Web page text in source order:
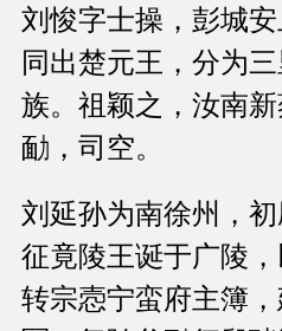
刘悛字士操，彭城
同出楚元王，分为
族。祖颖之，汝南
勔，司空。
刘延孙为南徐州，
征竟陵王诞于广陵，
转宗悫宁蛮府主簿